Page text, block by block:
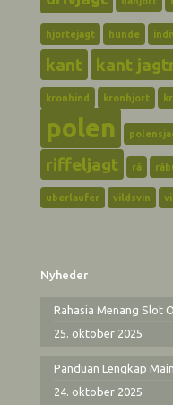
hjortejagt hunde
kant kant
kronhind kronhjort
polen
riffeljagt rå
uberlaufer vildsvin
Nyheder
Rahasia Menang Slot
25. oktober 2025
Panduan Lengkap
24. oktober 2025